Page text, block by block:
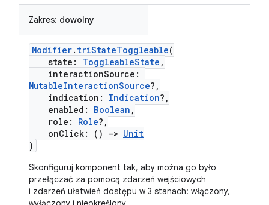
Zakres: dowolny
Modifier. triStateToggleable(
state: ToggleableState ,
interactionSource:
MutableInteractionSource?,
indication: Indication?,
enabled: Boolean ,
role: Role?,
onClick: ()
-> Unit
)
Skonfiguruj komponent tak, aby można go było
przełączać za pomocą zdarzeń wejściowych
i zdarzeń ułatwień dostępu w 3 stanach: włączony,